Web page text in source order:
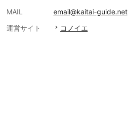
MAIL
email@kaitai-guide.net
運営サイト
コノイエ